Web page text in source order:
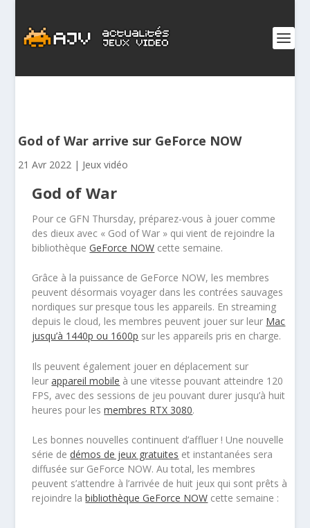
God of War arrive sur GeForce NOW
21 Avr 2022 | Jeux vidéo
God of War
Pour ce GFN Thursday, préparez-vous à jouer comme
des dieux avec « God ofWar » qui vient de rejoindre la
bibliothèqueGeForce NOW cette semaine.
Grâce à la puissance de GeForce NOW, les membres
peuvent désormais voyager dans les contrées sauvages
nordiques sur presque tous les appareils. En streaming
depuis le cloud, les membres peuvent jouer sur leur Mac
jusqu’à 1440p ou 1600p sur les appareils pris en charge.
Ils peuvent également jouer en déplacement sur
leurappareil mobile à une vitesse pouvant atteindre 120
FPS, avec des sessions de jeu pouvant durer jusqu’à huit
heures pour lesmembres RTX 3080.
Les bonnes nouvelles continuent d’affluer ! Une nouvelle
série de démos de jeux gratuites et instantanées sera
diffusée sur GeForce NOW. Au total, les membres
peuvent s’attendre à l’arrivée de huit jeux qui sont prêts à
rejoindre labibliothèque GeForce NOW cette semaine :